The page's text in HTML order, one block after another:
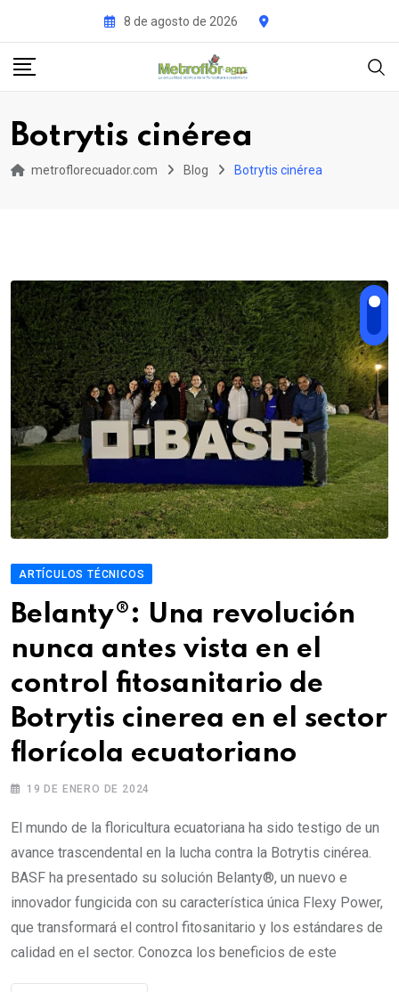
content
8 de agosto de 2026
Botrytis cinérea
metroflorecuador.com Blog Botrytis cinérea
ARTÍCULOS TÉCNICOS
Belanty®: Una revolución
nunca antes vista en el
control fitosanitario de
Botrytis cinerea en el sector
florícola ecuatoriano
19 DE ENERO DE 2024
El mundo de la floricultura ecuatoriana ha sido testigo de un
avance trascendental en la lucha contra la Botrytis cinérea.
BASF ha presentado su solución Belanty®, un nuevo e
innovador fungicida con su característica única Flexy Power,
que transformará el control fitosanitario y los estándares de
calidad en el sector. Conozca los beneficios de este